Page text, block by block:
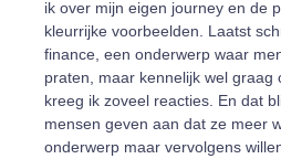
ik over mijn eigen journey en de
kleurrijke voorbeelden. Laatst
finance, een onderwerp waar
praten, maar kennelijk wel graag
kreeg ik zoveel reacties. En dat
mensen geven aan dat ze meer
onderwerp maar vervolgens